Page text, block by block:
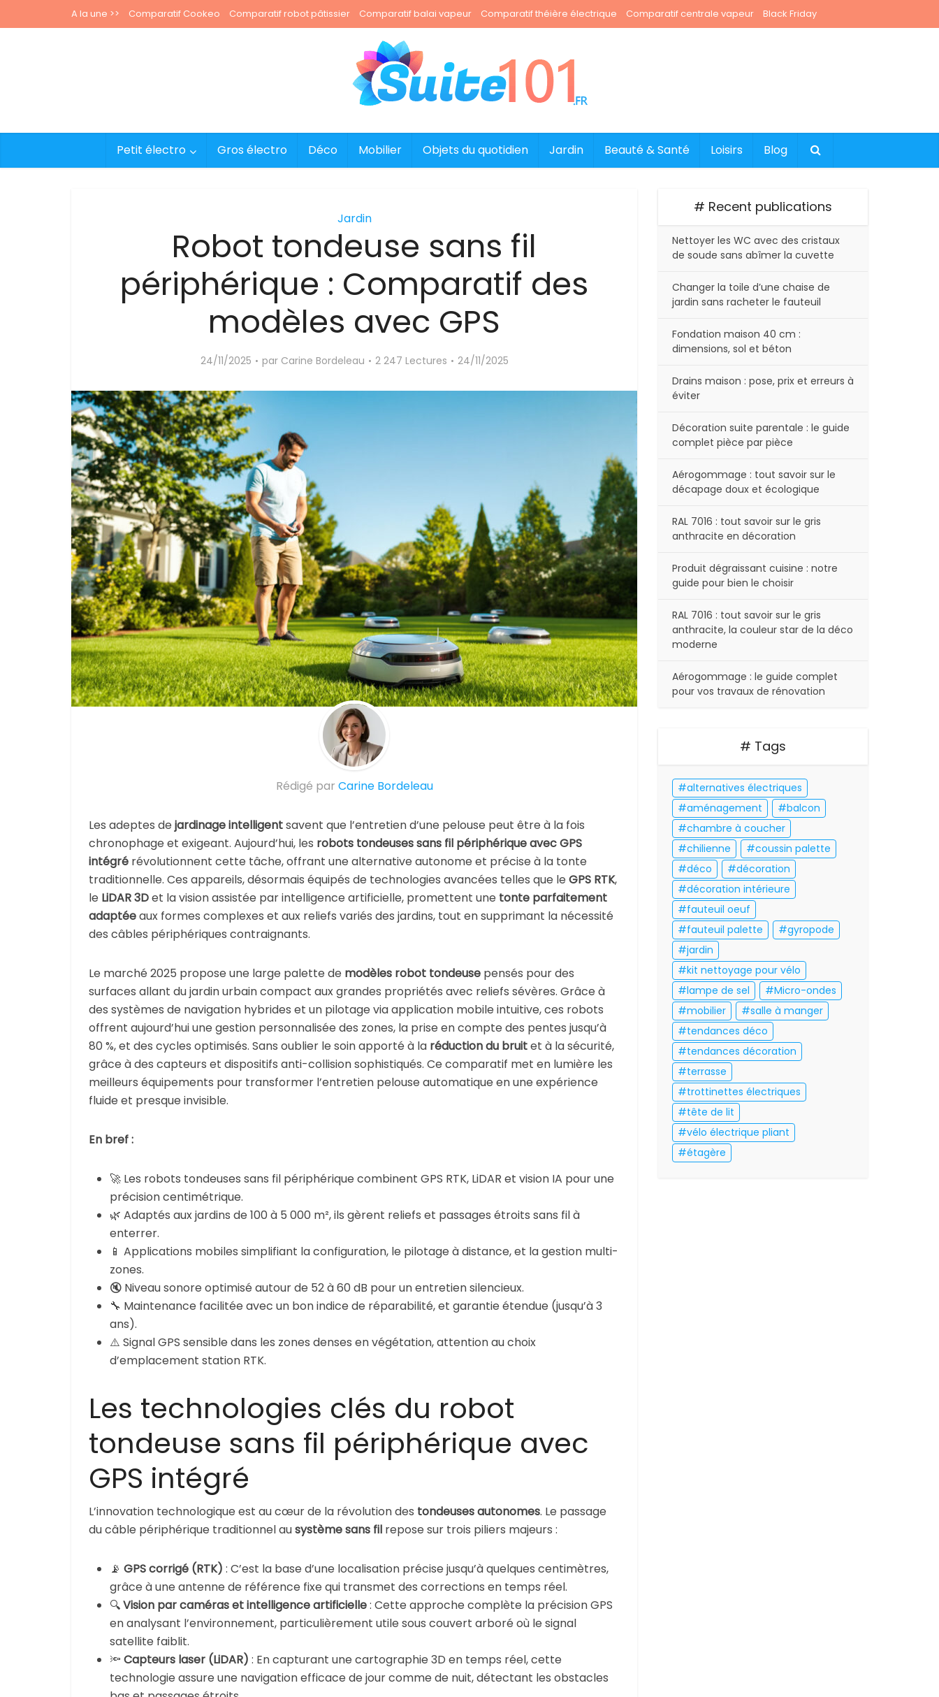
A la une >> Comparatif Cookeo Comparatif robot pâtissier Comparatif balai vapeur Comparatif théière électrique Comparatif centrale vapeur Black Friday
Petit électro Gros électro Déco Mobilier Objets du quotidien Jardin Beauté & Santé Loisirs Blog
Jardin
Robot tondeuse sans fil
périphérique : Comparatif des
modèles avec GPS
24/11/2025 par Carine Bordeleau 2 247 Lectures 24/11/2025
© Suite101
Rédigé par Carine Bordeleau
Les adeptes de jardinage intelligentsavent que l’entretien d’une pelouse peut être à la fois
chronophage et exigeant. Aujourd’hui, les robots tondeuses sans fil périphérique avec GPS
intégré révolutionnent cette tâche, offrant une alternative autonome et précise à la tonte
traditionnelle. Ces appareils, désormais équipés de technologies avancées telles que le GPS RTK,
le LiDAR 3Det la vision assistée par intelligence artificielle, promettent une tonte parfaitement
adaptéeaux formes complexes et aux reliefs variés des jardins, tout en supprimant la nécessité
des câbles périphériques contraignants.
Le marché 2025 propose une large palette de modèles robot tondeuse pensés pour des
surfaces allant du jardin urbain compact aux grandes propriétés avec reliefs sévères. Grâce à
des systèmes de navigation hybrides et un pilotage via application mobile intuitive, ces robots
offrent aujourd’hui une gestion personnalisée des zones, la prise en compte des pentes jusqu’à
80 %, et des cycles optimisés. Sans oublier le soin apporté à la réduction du bruitet à la sécurité,
grâce à des capteurs et dispositifs anti-collision sophistiqués. Ce comparatif met en lumière les
meilleurs équipements pour transformer l’entretien pelouse automatique en une expérience
fluide et presque invisible.
En bref :
🚀 Les robots tondeuses sans fil périphérique combinent GPS RTK, LiDAR et vision IA pour une
précision centimétrique.
🌿 Adaptés aux jardins de 100 à 5 000 m², ils gèrent reliefs et passages étroits sans fil à
enterrer.
📱 Applications mobiles simplifiant la configuration, le pilotage à distance, et la gestion multi-
zones.
🔇 Niveau sonore optimisé autour de 52 à 60 dB pour un entretien silencieux.
🔧 Maintenance facilitée avec un bon indice de réparabilité, et garantie étendue (jusqu’à 3
ans).
⚠️ Signal GPS sensible dans les zones denses en végétation, attention au choix
d’emplacement station RTK.
Les technologies clés du robot
tondeuse sans fil périphérique avec
GPS intégré
L’innovation technologique est au cœur de la révolution des tondeuses autonomes. Le passage
du câble périphérique traditionnel ausystème sans fil repose sur trois piliers majeurs :
📡 GPS corrigé (RTK) : C’est la base d’une localisation précise jusqu’à quelques centimètres,
grâce à une antenne de référence fixe qui transmet des corrections en temps réel.
🔍Vision par caméras et intelligence artificielle: Cette approche complète la précision GPS
en analysant l’environnement, particulièrement utile sous couvert arboré où le signal
satellite faiblit.
🔦 Capteurs laser (LiDAR) : En capturant une cartographie 3D en temps réel, cette
technologie assure une navigation efficace de jour comme de nuit, détectant les obstacles
# Recent publications
Nettoyer les WC avec des cristaux
de soude sans abîmer la cuvette
Changer la toile d’une chaise de
jardin sans racheter le fauteuil
Fondation maison 40 cm :
dimensions, sol et béton
Drains maison : pose, prix et erreurs à
éviter
Décoration suite parentale : le guide
complet pièce par pièce
Aérogommage : tout savoir sur le
décapage doux et écologique
RAL 7016 : tout savoir sur le gris
anthracite en décoration
Produit dégraissant cuisine : notre
guide pour bien le choisir
RAL 7016 : tout savoir sur le gris
anthracite, la couleur star de la déco
moderne
Aérogommage : le guide complet
pour vos travaux de rénovation
# Tags
alternatives électriques
aménagement
balcon
chambre à coucher
chilienne
coussin palette
déco
décoration
décoration intérieure
fauteuil oeuf
fauteuil palette
gyropode
jardin
kit nettoyage pour vélo
lampe de sel
Micro-ondes
mobilier
salle à manger
tendances déco
tendances décoration
terrasse
trottinettes électriques
tête de lit
vélo électrique pliant
étagère